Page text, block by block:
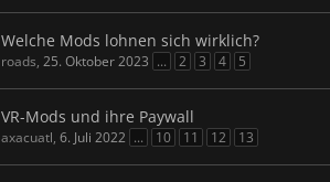
Welche Mods lohnen sich wirklich?
roads, 25. Oktober 2023 ... 2 3 4 5
VR-Mods und ihre Paywall
axacuatl, 6. Juli 2022 ... 10 11 12 13